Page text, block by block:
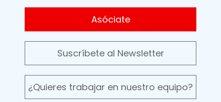
Asóciate
Suscríbete al Newsletter
¿Quieres trabajar en nuestro equipo?